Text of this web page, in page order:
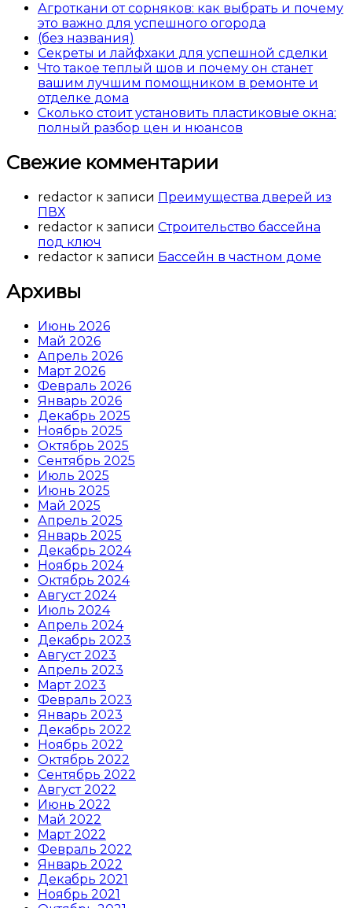
Агроткани от сорняков: как выбрать и почему
это важно для успешного огорода
(без названия)
Секреты и лайфхаки для успешной сделки
Что такое теплый шов и почему он станет
вашим лучшим помощником в ремонте и
отделке дома
Сколько стоит установить пластиковые окна:
полный разбор цен и нюансов
Свежие комментарии
redactor к записи Преимущества дверей из
ПВХ
redactor к записи Строительство бассейна
под ключ
redactor к записи Бассейн в частном доме
Архивы
Июнь 2026
Май 2026
Апрель 2026
Март 2026
Февраль 2026
Январь 2026
Декабрь 2025
Ноябрь 2025
Октябрь 2025
Сентябрь 2025
Июль 2025
Июнь 2025
Май 2025
Апрель 2025
Январь 2025
Декабрь 2024
Ноябрь 2024
Октябрь 2024
Август 2024
Июль 2024
Апрель 2024
Декабрь 2023
Август 2023
Апрель 2023
Март 2023
Февраль 2023
Январь 2023
Декабрь 2022
Ноябрь 2022
Октябрь 2022
Сентябрь 2022
Август 2022
Июнь 2022
Май 2022
Март 2022
Февраль 2022
Январь 2022
Декабрь 2021
Ноябрь 2021